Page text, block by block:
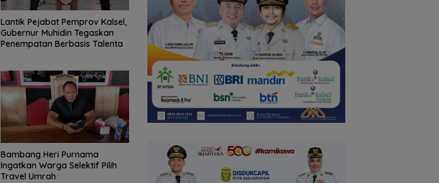
Lantik Pejabat Pemprov Kalsel,
Gubernur Muhidin Tegaskan
Penempatan Berbasis Talenta
Bambang Heri Purnama
Ingatkan Warga Selektif Pilih
Travel Umrah